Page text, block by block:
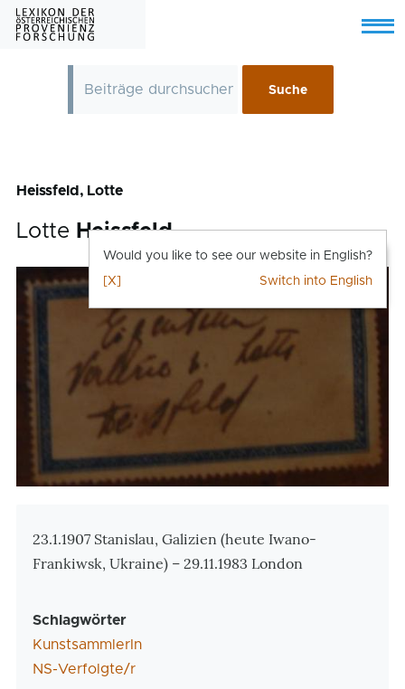
Skip to main content
Menu
Heissfeld, Lotte
Lotte Heissfeld
Zusatzinformationen
23.1.1907 Stanislau, Galizien (heute Iwano-
Frankiwsk, Ukraine) – 29.11.1983 London
Schlagwörter
KunstsammlerIn
NS-Verfolgte/r
Would you like to see our website in English?
Switch into English
[X]